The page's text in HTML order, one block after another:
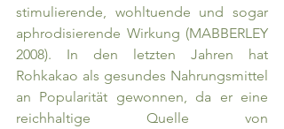
stimulierende, wohltuende und sogar
aphrodisierende Wirkung (MABBERLEY
2008). In den letzten Jahren hat
Rohkakao als gesundes Nahrungsmittel
an Popularität gewonnen, da er eine
reichhaltige Quelle von